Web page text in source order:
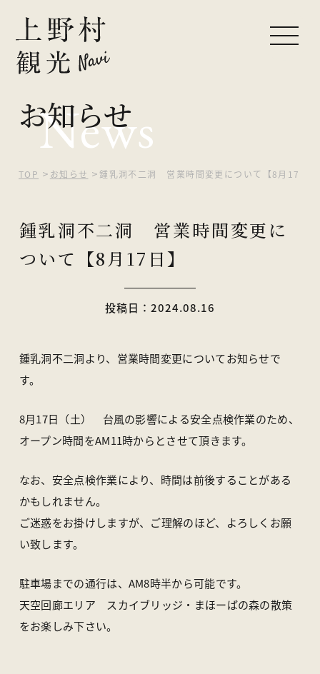
ピックアップ
観光する
自然を楽しむ
泊まる
オンラインストア
お問い合わせ
〒370-1617 群馬県多野郡上野村楢原310-1
一般社団法人 上野村産業情報センター
お知らせ
News
TOP お知らせ 鍾乳洞不二洞 営業時間変更について【8月17日】
鍾乳洞不二洞 営業時間変更に
ついて【8月17日】
投稿日：2024.08.16
鍾乳洞不二洞より、営業時間変更についてお知らせで
す。
8月17日（土） 台風の影響による安全点検作業のため、
オープン時間をAM11時からとさせて頂きます。
なお、安全点検作業により、時間は前後することがある
かもしれません。
ご迷惑をお掛けしますが、ご理解のほど、よろしくお願
い致します。
駐車場までの通行は、AM8時半から可能です。
天空回廊エリア スカイブリッジ・まほーばの森の散策
をお楽しみ下さい。